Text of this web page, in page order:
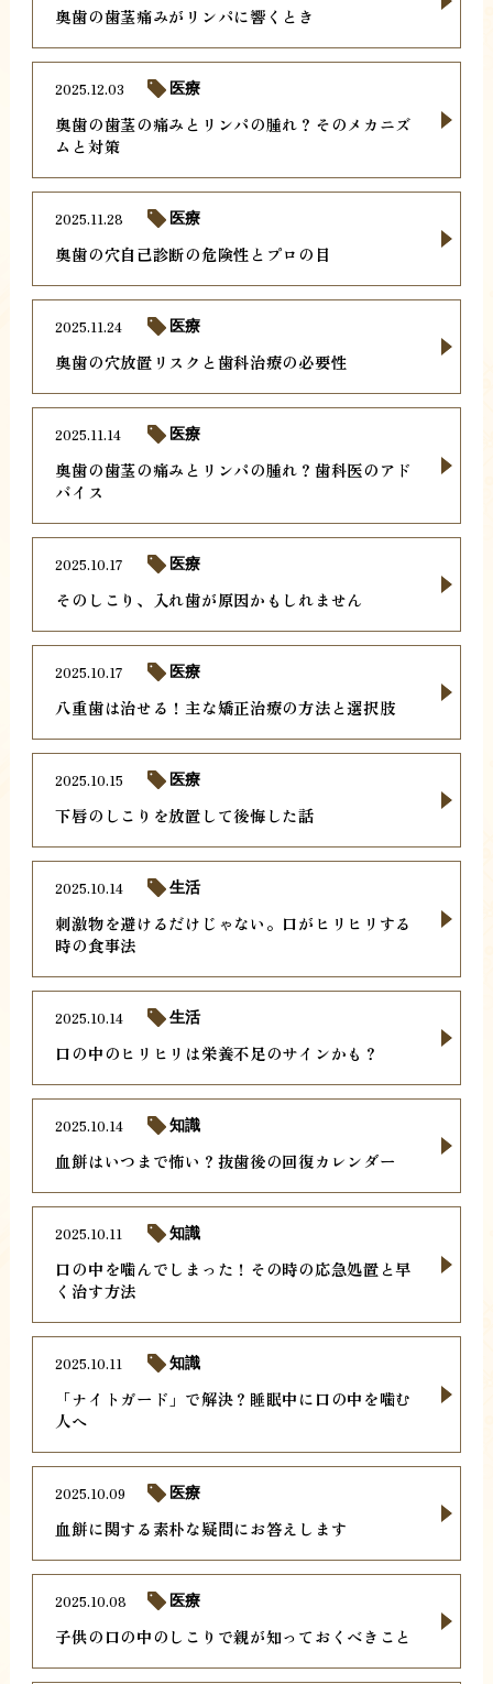
奥歯の歯茎痛みがリンパに響くとき
奥歯の歯茎の痛みとリンパの腫れ？そのメカニズ
ムと対策
2025.12.03 医療
奥歯の穴自己診断の危険性とプロの目
2025.11.28 医療
奥歯の穴放置リスクと歯科治療の必要性
2025.11.24 医療
奥歯の歯茎の痛みとリンパの腫れ？歯科医のアド
バイス
2025.11.14 医療
そのしこり、入れ歯が原因かもしれません
2025.10.17 医療
八重歯は治せる！主な矯正治療の方法と選択肢
2025.10.17 医療
下唇のしこりを放置して後悔した話
2025.10.15 医療
刺激物を避けるだけじゃない。口がヒリヒリする
時の食事法
2025.10.14 生活
口の中のヒリヒリは栄養不足のサインかも？
2025.10.14 生活
血餅はいつまで怖い？抜歯後の回復カレンダー
2025.10.14 知識
口の中を噛んでしまった！その時の応急処置と早
く治す方法
2025.10.11 知識
「ナイトガード」で解決？睡眠中に口の中を噛む
人へ
2025.10.11 知識
血餅に関する素朴な疑問にお答えします
2025.10.09 医療
子供の口の中のしこりで親が知っておくべきこと
2025.10.08 医療